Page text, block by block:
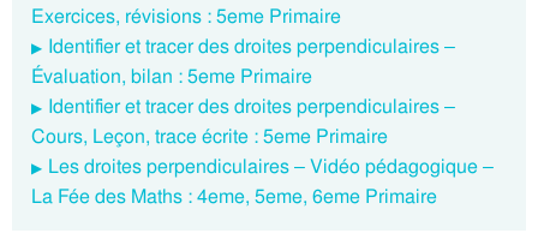
Exercices, révisions : 5eme Primaire
Identifier et tracer des droites perpendiculaires –
Évaluation, bilan : 5eme Primaire
Identifier et tracer des droites perpendiculaires –
Cours, Leçon, trace écrite : 5eme Primaire
Les droites perpendiculaires – Vidéo pédagogique –
La Fée des Maths : 4eme, 5eme, 6eme Primaire